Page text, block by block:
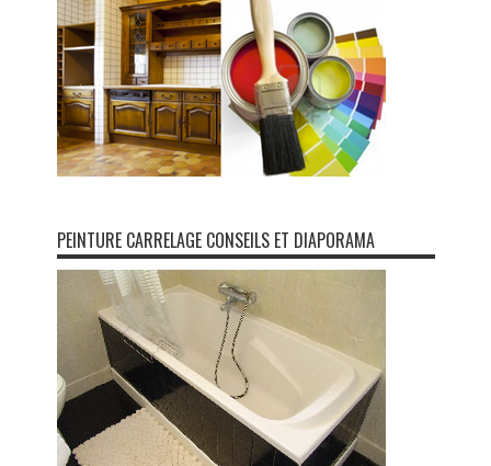
PEINTURE CARRELAGE CONSEILS ET DIAPORAMA